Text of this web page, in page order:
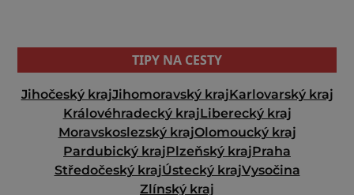
TIPY NA CESTY
Jihočeský krajJihomoravský krajKarlovarský kraj
Královéhradecký krajLiberecký kraj
Moravskoslezský krajOlomoucký kraj
Pardubický krajPlzeňský krajPraha
Středočeský krajÚstecký krajVysočina
Zlínský kraj